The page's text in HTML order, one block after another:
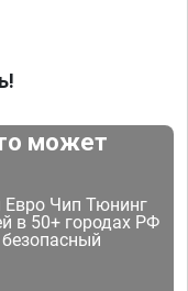
может
Евро Чип Тюнинг
в 50+ городах РФ